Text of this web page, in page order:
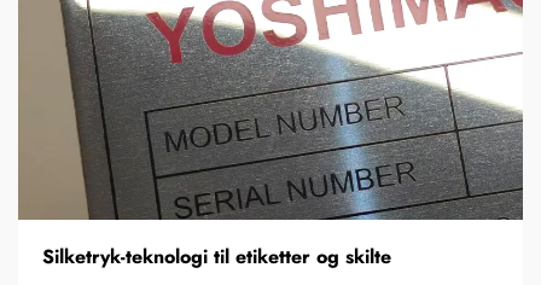
Silketryk-teknologi til etiketter og skilte